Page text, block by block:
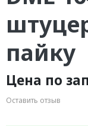
пайку
Цена по
Оставить отзыв